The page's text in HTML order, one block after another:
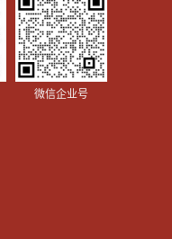
微信企业号